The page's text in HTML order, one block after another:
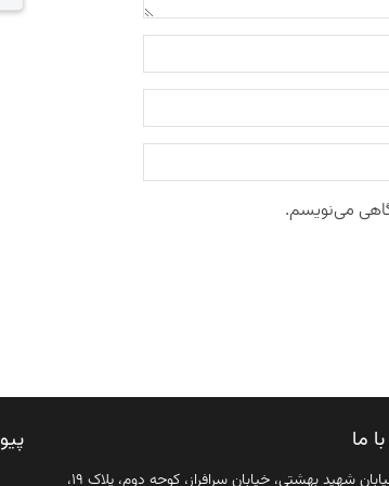
می‌نویسم.
ما
تهران، خیابان شهید بهشتی، خیابان سرافراز، کوچه دوم، پلاک ۱۹،